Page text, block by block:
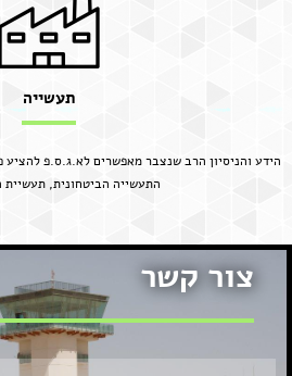
תעשייה
הידע והניסיון הרב שנצבר מאפשרים לא.ג.ס.פ
התעשייה הביטחונית, תעשיית
צור קשר